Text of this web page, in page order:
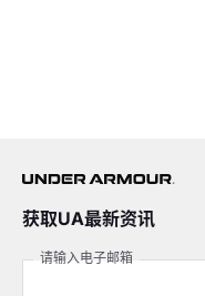
获取UA最新资讯
请输入电子邮箱